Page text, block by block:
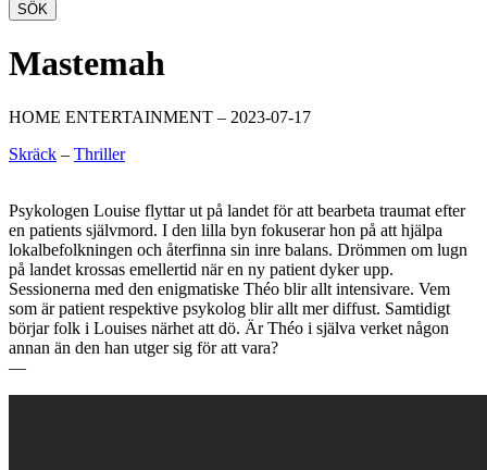
SÖK
Mastemah
HOME ENTERTAINMENT – 2023-07-17
Skräck – Thriller
Psykologen Louise flyttar ut på landet för att bearbeta traumat efter
en patients självmord. I den lilla byn fokuserar hon på att hjälpa
lokalbefolkningen och återfinna sin inre balans. Drömmen om lugn
på landet krossas emellertid när en ny patient dyker upp.
Sessionerna med den enigmatiske Théo blir allt intensivare. Vem
som är patient respektive psykolog blir allt mer diffust. Samtidigt
börjar folk i Louises närhet att dö. Är Théo i själva verket någon
annan än den han utger sig för att vara?
—